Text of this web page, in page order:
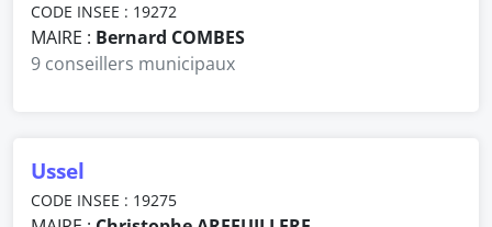
CODE INSEE : 19272
MAIRE : Bernard COMBES
9 conseillers municipaux
Ussel
CODE INSEE : 19275